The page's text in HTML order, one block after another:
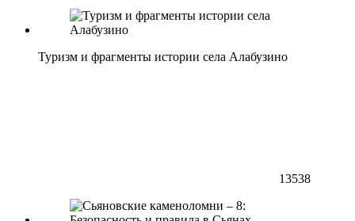
Туризм и фрагменты истории села Алабузино
13538